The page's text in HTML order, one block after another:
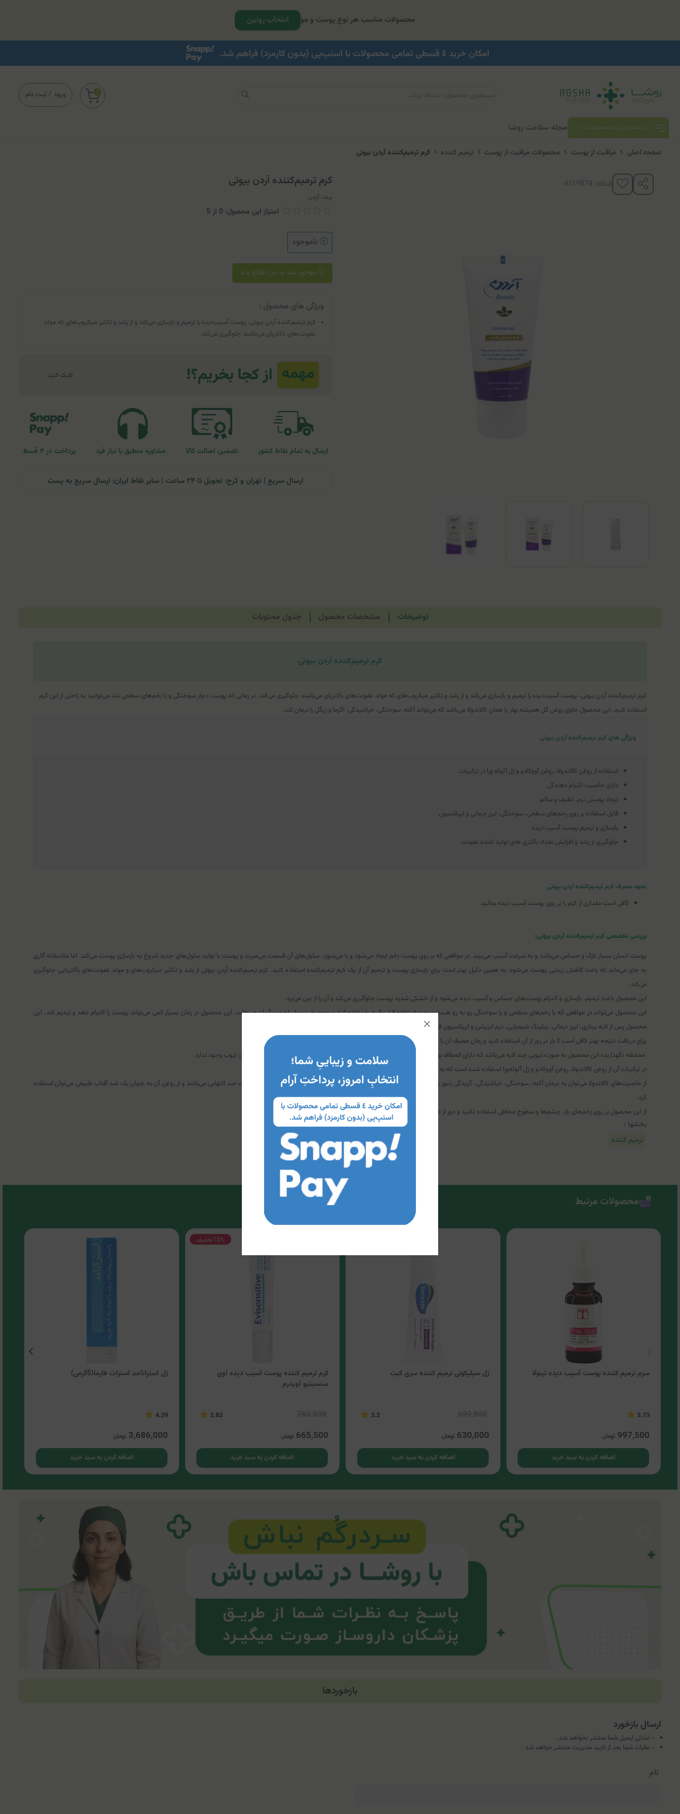
محصولات مناسب هر نوع پوست و مو انتخاب روتین
ورود / ثبت نام 0
دسته بندی محصولات مجله سلامت روشا
صفحه اصلی مراقبت از پوست محصولات مراقبت از پوست ترمیم کننده کرم ترمیم‌کننده آردن بیوتی
کدکالا: کرم ترمیم‌کننده آردن بیوتی
برند: آردن
امتیاز این محصول: 0 از 5
ناموجود
موجود شد به من اطلاع بده
ویژگی های محصول :
کرم ترمیم‌کننده آردن بیوتی، پوست آسیب‌دیده را ترمیم و بازسازی می‌کند و از رشد و تکثیر میکروب‌های که مولد
عفونت‌های باکتریای می‌باشند جلوگیری می‌کند.
ارسال به تمام نقاط کشور تضمین اصالت کالا مشاوره منطبق با نیاز فرد پرداخت در ۴ قسط
ارسال سریع | تهران و کرج: تحویل تا ۲۴ ساعت | سایر نقاط ایران: ارسال سریع به پست
توضیحات مشخصات محصول جدول محتویات
کرم ترمیم‌کننده آردن بیوتی
کرم ترمیم‌کننده آردن بیوتی، پوست آسیب‌دیده را ترمیم و بازسازی می‌کند و از رشد و تکثیر میکروب‌های که مولد عفونت‌های باکتریای می‌باشند جلوگیری می‌کند. در زمانی که پوست دچار سوختگی و یا زخم‌های سطحی شد می‌توانید به راحتی از این کرم
استفاده کنید. این محصول حاوی روغن گل همیشه بهار یا همان کالاندولا می‌باشد که می‌تواند آکنه، سوختگی، خراشیدگی، اگزما و زیگل را درمان کند.
ویژگی های کرم ترمیم‌کننده آردن بیوتی
استفاده از روغن کالاندولا، روغن آووکادو و ژل آلوئه ورا در ترکیبات
دارای خاصیت التیام ‌دهندگی
ایجاد پوستی نرم، لطیف و سالم
قابل استفاده بر روی زخم‌های سطحی، سوختگی، لیزر درمانی و اپیلاسیون
بازسازی و ترمیم‌ پوست آسیب دیده
جلوگیری از رشد و افزایش تعداد باکتری های تولید کننده عفونت
نحوه مصرف کرم ترمیم‌کننده آردن بیوتی
کافی است مقداری از کرم را بر روی پوست آسیب دیده بمالید.
بررسی تخصصی کرم ترمیم‌کننده آردن بیوتی:
پوست انسان بسیار نازک و حساس می‌باشد و به سرعت آسیب می‌بیند. در مواقعی که بر روی پوست زخم ایجاد می‌شود و یا می‌سوزد، سلول‌‌های آن قسمت می‌میرند و پوست با تولید سلول‌‌های جدید شروع به بازسازی پوست می‌کند. اما متاسفانه آثاری
به جای می‌ماند که باعث کاهش زیبایی پوست می‌شود. به همین دلیل بهتر است برای بازسازی پوست و ترمیم آن از یک کرم ترمیم‌‌کننده استفاده کنید. کرم ترمیم‌کننده آردن بیوتی از رشد و تکثیر میکروب‌های و مولد عفونت‌‌های باکتریایی جلوگیری
می‌کند.
این محصول باعث ترمیم، بازسازی و التیام پوست‌‌های حساس و آسیب دیده می‌شود و از خشکی شدید پوست جلوگیری می‌کند و آن را از بین می‌برد.
این محصول می‌تواند در مواقعی که با زخم‌های سطحی و یا سوختگی رو به رو هستید مورد استفاده قرار بگیرد. استفاده از این محصول بسیار راحت و آسان می‌باشد. این محصول در زمان بسیار کمی می‌تواند پوست را التیام دهد و ترمیم کند. این
محصول پس از لایه برداری، لیزر درمانی، پیلینگ شیمیایی، درم ابریشن و اپیلاسیون قابل استفاده می‌باشد.
برای دریافت نتیجه بهتر کافی است 2 بار در روز از آن استفاده کنید و زمان مصرف آن را حداقل به مدت 15 روز ادامه دهید تا به خوبی شاهد اثر گذاری آن باشید.
محفظه نگهدارنده این محصول به صورت تیوبی چند لایه می‌باشد که دارای انعطاف و مقاومت مکانیکی بسیار خوبی است. به دلیل چند لایه بودن امکان نفوذ به داخل تیوب وجود ندارد.
در ترکیبات آن از روغن کالاندولا، روغن آووکادو و ژل آلوئه‌ورا استفاده شده است که به نرمی و لطافت پوست کمک بسیاری می‌کند.
از خاصیت‌‌های کالاندولا می‌توان به درمان آکنه، سوختگی، خراشیدگی، گزیدگی زنبور و عقرب، بهبود اگزما، زگیل و میخچه اشاره نمود. همچنین این گیاه دارای خاصیت ضد التهابی می‌باشد و از روغن آن به عنوان یک ضد آفتاب طبیعی می‌توان استفاده
کرد.
از این محصول بر روی زخم‌های باز، چشم‌‌ها و سطوح مخاطی استفاده نکنید و دور از دسترس کودکان نگه داری کنید.
بخشها :
ترمیم کننده
محصولات مرتبط
سرم ترمیم کننده پوست آسیب دیده تینولا
3.73
997,500 تومان
اضافه کردن به سبد خرید
ژل سیلیکونی ترمیم کننده سری کیت
3.2
630,000 تومان
اضافه کردن به سبد خرید
15%تخفیف
کرم ترمیم کننده پوست آسیب دیده اوی
سنسیتیو اویدرم
3.83
665,500 تومان
اضافه کردن به سبد خرید
ژل استراتامد استرات فارما(5گرمی)
4.29
3,686,000 تومان
اضافه کردن به سبد خرید
بازخوردها
ارسال بازخورد
- نشانی ایمیل شما منتشر نخواهد شد.
- نظرات شما بعد از تایید مدیریت منتشر خواهد شد
نام